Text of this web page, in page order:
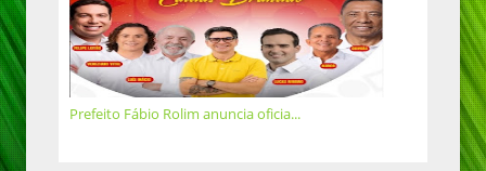
Prefeito Fábio Rolim anuncia oficia...